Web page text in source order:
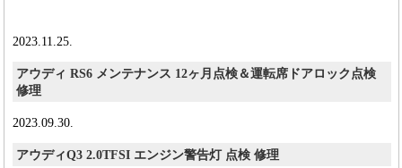
2023.11.25.
アウディ RS6 メンテナンス 12ヶ月点検＆運転席ドアロック点検
修理
2023.09.30.
アウディQ3 2.0TFSI エンジン警告灯 点検 修理